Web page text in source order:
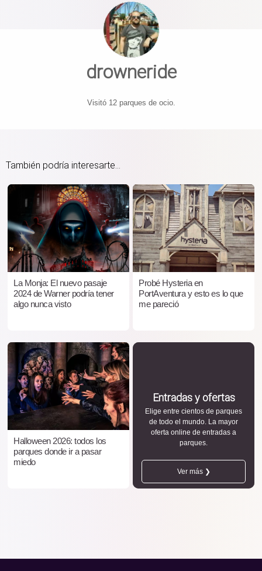
drowneride
Visitó 12 parques de ocio.
También podría interesarte...
La Monja: El nuevo pasaje
2024 de Warner podría tener
algo nunca visto
Probé Hysteria en
PortAventura y esto es lo que
me pareció
Halloween 2026: todos los
parques donde ir a pasar
miedo
Entradas y ofertas
Elige entre cientos de parques
de todo el mundo. La mayor
oferta online de entradas a
parques.
Ver más ❯